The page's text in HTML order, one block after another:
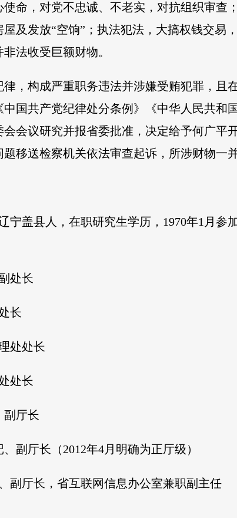
命，对党不忠诚、不老实，对抗组织审查
及发放“空饷”；执法犯法，大搞权钱交易
法收受巨额财物。
，构成严重职务违法并涉嫌受贿犯罪，且
国共产党纪律处分条例》《中华人民共和
会议研究并报省委批准，决定给予何广平
移送检察机关依法审查起诉，所涉财物一并
宁盖县人，在职研究生学历，1970年1月参
处长
长
处处长
处长
副厅长
副厅长（2012年4月明确为正厅级）
副厅长，省互联网信息办公室兼职副主任